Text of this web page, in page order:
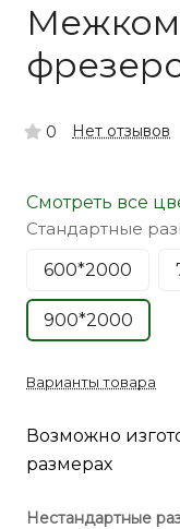
0 Нет отзывов
Смотреть все
Стандартные
600*2000
900*2000
Варианты товара
Возможно
размерах
Нестандартные